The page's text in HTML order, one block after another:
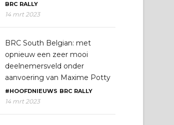
BRC RALLY
14 mrt 2023
BRC South Belgian: met
opnieuw een zeer mooi
deelnemersveld onder
aanvoering van Maxime Potty
#HOOFDNIEUWS BRC RALLY
14 mrt 2023